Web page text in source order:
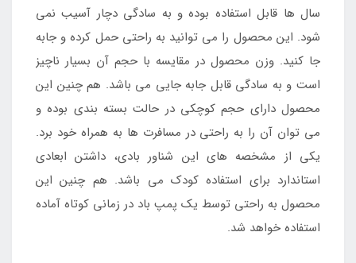
سال ها قابل استفاده بوده و به سادگی دچار آسیب نمی
شود. این محصول را می توانید به راحتی حمل کرده و جابه
جا کنید. وزن محصول در مقایسه با حجم آن بسیار ناچیز
است و به سادگی قابل جابه جایی می باشد. هم چنین این
محصول دارای حجم کوچکی در حالت بسته بندی بوده و
می توان آن را به راحتی در مسافرت ها به همراه خود برد.
یکی از مشخصه های این شناور بادی، داشتن ابعادی
استاندارد برای استفاده کودک می باشد. هم چنین این
محصول به راحتی توسط یک پمپ باد در زمانی کوتاه آماده
استفاده خواهد شد.